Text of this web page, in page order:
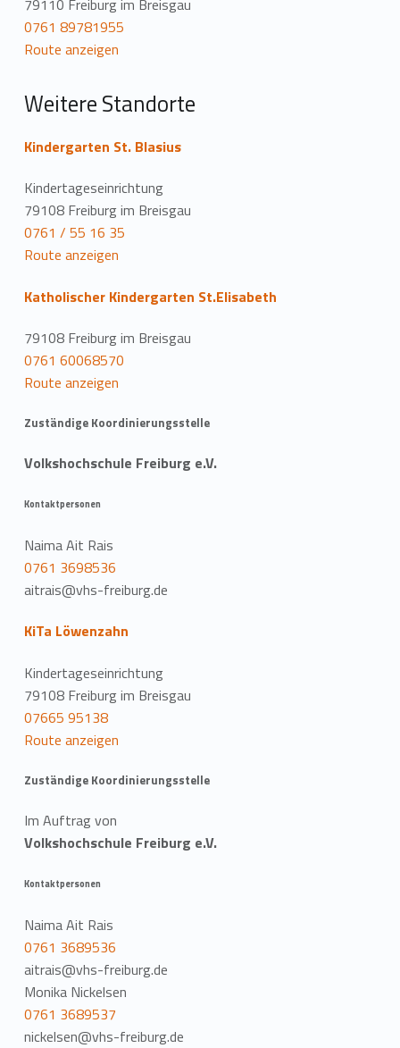
t
i
o
n
79110 Freiburg im Breisgau
0761 89781955
Route anzeigen
Weitere Standorte
Kindergarten St. Blasius
Kindertageseinrichtung
79108 Freiburg im Breisgau
0761 / 55 16 35
Route anzeigen
Katholischer Kindergarten St.Elisabeth
79108 Freiburg im Breisgau
0761 60068570
Route anzeigen
Zuständige Koordinierungsstelle
Volkshochschule Freiburg e.V.
Kontaktpersonen
Naima Ait Rais
0761 3698536
aitrais@vhs-freiburg.de
KiTa Löwenzahn
Kindertageseinrichtung
79108 Freiburg im Breisgau
07665 95138
Route anzeigen
Zuständige Koordinierungsstelle
Im Auftrag von
Volkshochschule Freiburg e.V.
Kontaktpersonen
Naima Ait Rais
0761 3689536
aitrais@vhs-freiburg.de
Monika Nickelsen
0761 3689537
nickelsen@vhs-freiburg.de